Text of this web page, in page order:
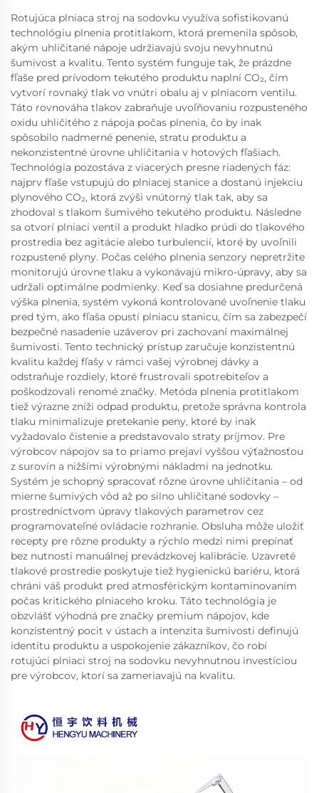
Rotujúca plniaca stroj na sodovku využíva sofistikovanú
technológiu plnenia protitlakom, ktorá premenila spôsob,
akým uhličitané nápoje udržiavajú svoju nevyhnutnú
šumivost a kvalitu. Tento systém funguje tak, že prázdne
fľaše pred prívodom tekutého produktu naplní CO₂, čím
vytvorí rovnaký tlak vo vnútri obalu aj v plniacom ventilu.
Táto rovnováha tlakov zabraňuje uvoľňovaniu rozpusteného
oxidu uhličitého z nápoja počas plnenia, čo by inak
spôsobilo nadmerné penenie, stratu produktu a
nekonzistentné úrovne uhličitania v hotových fľašiach.
Technológia pozostáva z viacerých presne riadených fáz:
najprv fľaše vstupujú do plniacej stanice a dostanú injekciu
plynového CO₂, ktorá zvýši vnútorný tlak tak, aby sa
zhodoval s tlakom šumivého tekutého produktu. Následne
sa otvorí plniaci ventil a produkt hladko prúdi do tlakového
prostredia bez agitácie alebo turbulencií, ktoré by uvoľnili
rozpustené plyny. Počas celého plnenia senzory nepretržite
monitorujú úrovne tlaku a vykonávajú mikro-úpravy, aby sa
udržali optimálne podmienky. Keď sa dosiahne predurčená
výška plnenia, systém vykoná kontrolované uvoľnenie tlaku
pred tým, ako fľaša opustí plniacu stanicu, čím sa zabezpečí
bezpečné nasadenie uzáverov pri zachovaní maximálnej
šumivosti. Tento technický prístup zaručuje konzistentnú
kvalitu každej fľašy v rámci vašej výrobnej dávky a
odstraňuje rozdiely, ktoré frustrovali spotrebiteľov a
poškodzovali renomé značky. Metóda plnenia protitlakom
tiež výrazne zníži odpad produktu, pretože správna kontrola
tlaku minimalizuje pretekanie peny, ktoré by inak
vyžadovalo čistenie a predstavovalo straty príjmov. Pre
výrobcov nápojov sa to priamo prejaví vyššou výťažnosťou
z surovín a nižšími výrobnými nákladmi na jednotku.
Systém je schopný spracovať rôzne úrovne uhličitania – od
mierne šumivých vôd až po silno uhličitané sodovky –
prostredníctvom úpravy tlakových parametrov cez
programovateľné ovládacie rozhranie. Obsluha môže uložiť
recepty pre rôzne produkty a rýchlo medzi nimi prepínať
bez nutnosti manuálnej prevádzkovej kalibrácie. Uzavreté
tlakové prostredie poskytuje tiež hygienickú bariéru, ktorá
chráni váš produkt pred atmosférickým kontaminovaním
počas kritického plniaceho kroku. Táto technológia je
obzvlášť výhodná pre značky premium nápojov, kde
konzistentný pocit v ústach a intenzita šumivosti definujú
identitu produktu a uspokojenie zákazníkov, čo robí
rotujúci plniaci stroj na sodovku nevyhnutnou investíciou
pre výrobcov, ktorí sa zameriavajú na kvalitu.